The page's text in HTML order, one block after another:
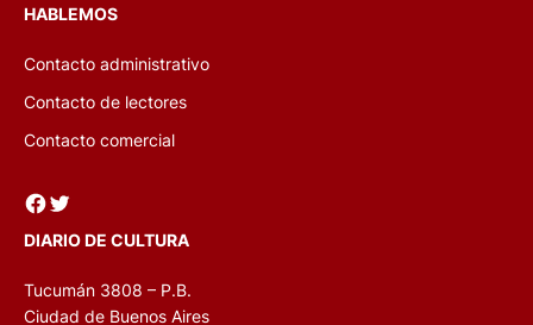
HABLEMOS
Contacto administrativo
Contacto de lectores
Contacto comercial
Facebook Twitter
DIARIO DE CULTURA
Tucumán 3808 – P.B.
Ciudad de Buenos Aires